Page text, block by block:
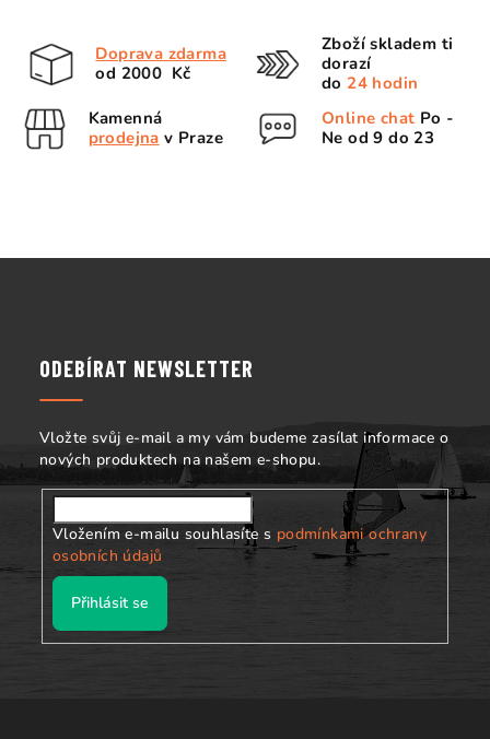
ý
Doprava zdarma
od 2000 Kč
Zboží skladem ti
dorazí
do 24 hodin
Kamenná
prodejna v Praze
Online chat Po -
Ne od 9 do 23
ODEBÍRAT NEWSLETTER
Vložte svůj e-mail a my vám budeme zasílat informace o
nových produktech na našem e-shopu.
Vložením e-mailu souhlasíte s podmínkami ochrany
osobních údajů
Přihlásit se